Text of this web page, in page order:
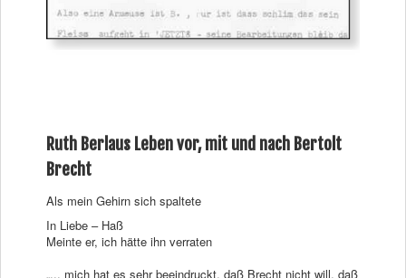
Ruth Berlaus Leben vor, mit und nach Bertolt
Brecht
Als mein Gehirn sich spaltete
In Liebe – Haß
Meinte er, ich hätte ihn verraten
„... mich hat es sehr beeindruckt, daß Brecht nicht will, daß